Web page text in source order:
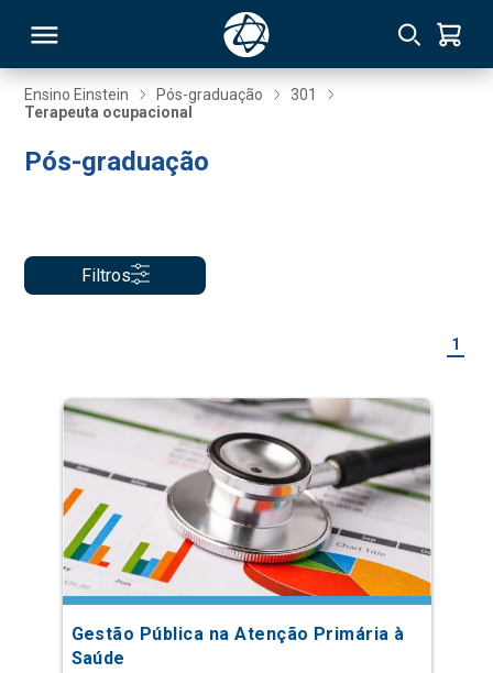
Ensino Einstein Pós-graduação
301
Terapeuta ocupacional
Pós-graduação
Filtros
1
Gestão Pública na Atenção Primária à
Saúde